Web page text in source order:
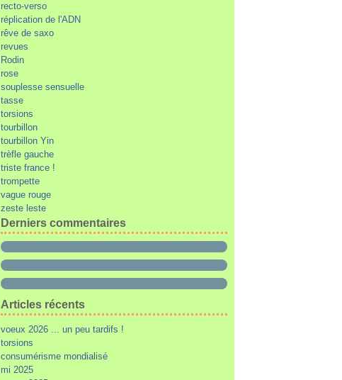
recto-verso
réplication de l'ADN
rêve de saxo
revues
Rodin
rose
souplesse sensuelle
tasse
torsions
tourbillon
tourbillon Yin
trèfle gauche
triste france !
trompette
vague rouge
zeste leste
Derniers commentaires
Articles récents
voeux 2026 ... un peu tardifs !
torsions
consumérisme mondialisé
mi 2025